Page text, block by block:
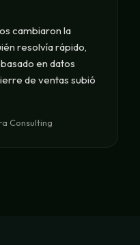
cambiaron la
resolvía rápido,
en datos
de ventas subió
Consulting